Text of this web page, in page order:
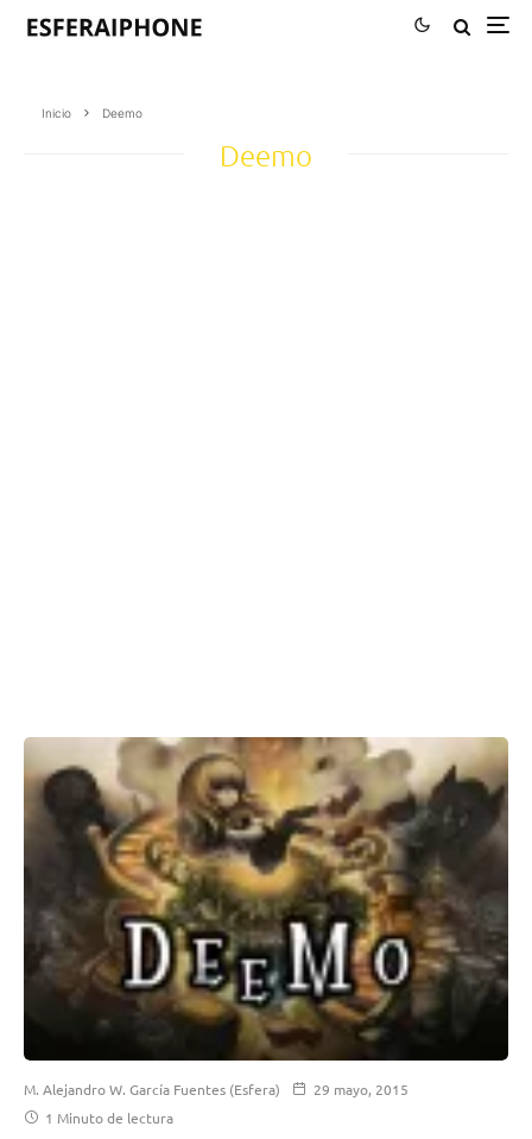
Inicio Deemo
Deemo
M. Alejandro W. García Fuentes (Esfera)
29 mayo, 2015
1 Minuto de lectura